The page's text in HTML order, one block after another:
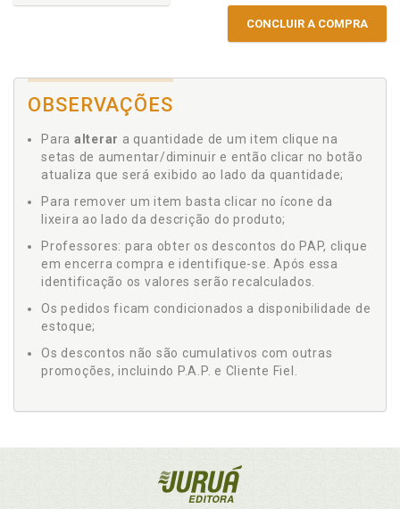
CONCLUIR A COMPRA
OBSERVAÇÕES
Para alterar a quantidade de um item clique na
setas de aumentar/diminuir e então clicar no botão
atualiza que será exibido ao lado da quantidade;
Para remover um item basta clicar no ícone da
lixeira ao lado da descrição do produto;
Professores: para obter os descontos do PAP, clique
em encerra compra e identifique-se. Após essa
identificação os valores serão recalculados.
Os pedidos ficam condicionados a disponibilidade de
estoque;
Os descontos não são cumulativos com outras
promoções, incluindo P.A.P. e Cliente Fiel.